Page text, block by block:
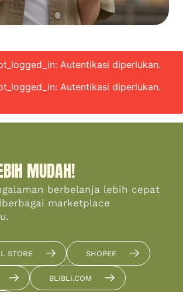
Autentikasi diperlukan.
Autentikasi diperlukan.
MUDAH!
berbelanja lebih cepat
marketplace
STORE SHOPEE
BLIBLI.COM